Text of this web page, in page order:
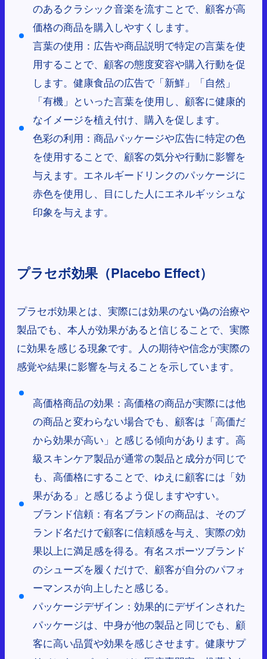
のあるクラシック音楽を流すことで、顧客が高
価格の商品を購入しやすくします。
言葉の使用：広告や商品説明で特定の言葉を使
用することで、顧客の態度変容や購入行動を促
します。健康食品の広告で「新鮮」「自然」
「有機」といった言葉を使用し、顧客に健康的
なイメージを植え付け、購入を促します。
色彩の利用：商品パッケージや広告に特定の色
を使用することで、顧客の気分や行動に影響を
与えます。エネルギードリンクのパッケージに
赤色を使用し、目にした人にエネルギッシュな
印象を与えます。
プラセボ効果（Placebo Effect）
プラセボ効果とは、実際には効果のない偽の治療や
製品でも、本人が効果があると信じることで、実際
に効果を感じる現象です。人の期待や信念が実際の
感覚や結果に影響を与えることを示しています。
高価格商品の効果：高価格の商品が実際には他
の商品と変わらない場合でも、顧客は「高価だ
から効果が高い」と感じる傾向があります。高
級スキンケア製品が通常の製品と成分が同じで
も、高価格にすることで、ゆえに顧客には「効
果がある」と感じるよう促しますやすい。
ブランド信頼：有名ブランドの商品は、そのブ
ランド名だけで顧客に信頼感を与え、実際の効
果以上に満足感を得る。有名スポーツブランド
のシューズを履くだけで、顧客が自分のパフォ
ーマンスが向上したと感じる。
パッケージデザイン：効果的にデザインされた
パッケージは、中身が他の製品と同じでも、顧
客に高い品質や効果を感じさせます。健康サプ